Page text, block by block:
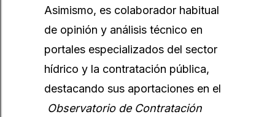
Asimismo, es colaborador habitual
de opinión y análisis técnico en
portales especializados del sector
hídrico y la contratación pública,
destacando sus aportaciones en el
Observatorio de Contratación